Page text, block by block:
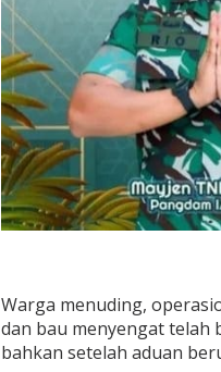
Warga menuding,
dan bau menyengat telah
bahkan setelah aduan